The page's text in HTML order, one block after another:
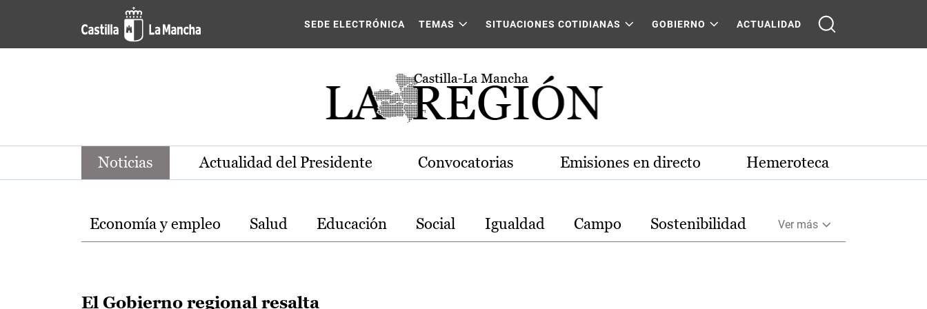
Pasar al contenido principal
Noticias de la región de Castilla-La Mancha
SEDE ELECTRÓNICA TEMAS SITUACIONES COTIDIANAS GOBIERNO ACTUALIDAD
Noticias Actualidad del Presidente Convocatorias Emisiones en directo Hemeroteca
Temas
Economía y empleo Salud Educación Social Igualdad Campo Sostenibilidad Ver más
El Gobierno regional resalta